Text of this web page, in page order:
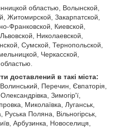
областью, Волынской,
Житомирской, Закарпатской,
Франковской, Киевской,
Николаевской,
Сумской, Тернопольской,
Черкасской,
доставлений в такі міста:
Перечин, Євпаторія,
Зимогір'ї,
Миколаївка, Луганськ,
Поляна, Вільногірськ,
Арбузинка, Новоселиця,